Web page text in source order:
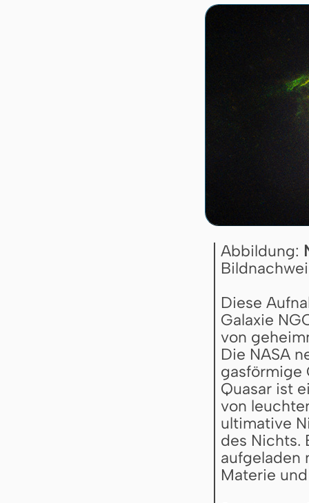
Abbildung:
Diese
Galaxie
von
Die NASA
gasförmige
Quasar ist
von
ultimative
des Nichts.
aufgeladen
Materie